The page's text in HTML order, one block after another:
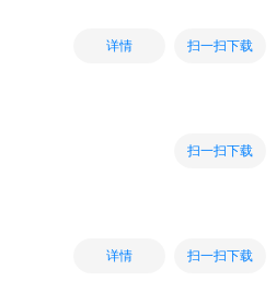
详情 扫一扫下载
扫一扫下载
详情 扫一扫下载